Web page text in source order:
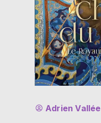
Adrien Vallée